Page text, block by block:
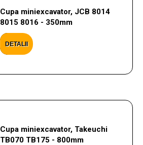
Cupa miniexcavator, JCB 8014
8015 8016 - 350mm
DETALII
Cupa miniexcavator, Takeuchi
TB070 TB175 - 800mm